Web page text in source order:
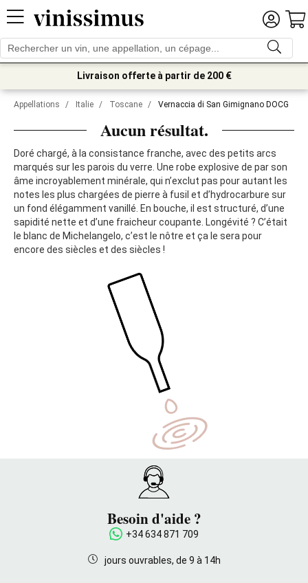
Livraison offerte à partir de 200 €
Appellations / Italie / Toscane / Vernaccia di San Gimignano DOCG
Aucun résultat.
Doré chargé, à la consistance franche, avec des petits arcs
marqués sur les parois du verre. Une robe explosive de par son
âme incroyablement minérale, qui n’exclut pas pour autant les
notes les plus chargées de pierre à fusil et d’hydrocarbure sur
un fond élégamment vanillé. En bouche, il est structuré, d’une
sapidité nette et d’une fraicheur coupante. Longévité ? C’était
le blanc de Michelangelo, c’est le nôtre et ça le sera pour
encore des siècles et des siècles !
Besoin d'aide ?
+34 634 871 709
jours ouvrables, de 9 à 14h